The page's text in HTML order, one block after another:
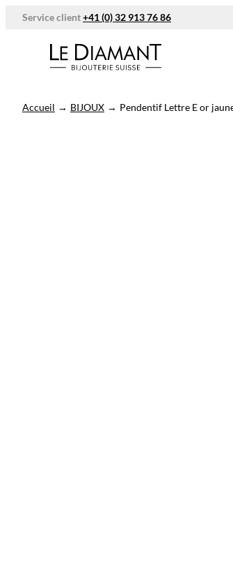
AllerService client+41 (0) 32 913 76 86
Accueil → BIJOUX → Pendentif Lettre E or